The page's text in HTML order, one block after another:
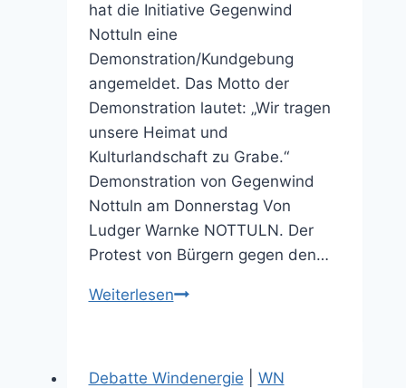
hat die Initiative Gegenwind
Nottuln eine
Demonstration/Kundgebung
angemeldet. Das Motto der
Demonstration lautet: „Wir tragen
unsere Heimat und
Kulturlandschaft zu Grabe.“
Demonstration von Gegenwind
Nottuln am Donnerstag Von
Ludger Warnke NOTTULN. Der
Protest von Bürgern gegen den…
Weiterlesen„Wir
Heimat
Debatte Windenergie
WN